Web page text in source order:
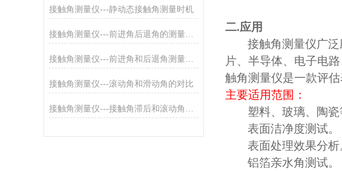
接触角测量仪---静动态接触角测量时机
接触角测量仪---前进角后退角的测量方法
接触角测量仪---前进角和后退角测量方式
接触角测量仪---滚动角和滑动角的对比
二.应用
接触角测量仪广
片、半导体、电子电
触角测量仪是一款评
主要适用范围：
塑料、玻璃、陶瓷
表面洁净度测试。
表面处理效果分析
铝箔亲水角测试。